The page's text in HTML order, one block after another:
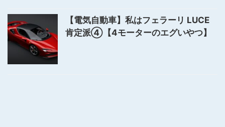
【電気自動車】私はフェラーリ LUCE
肯定派④【4モーターのエグいやつ】